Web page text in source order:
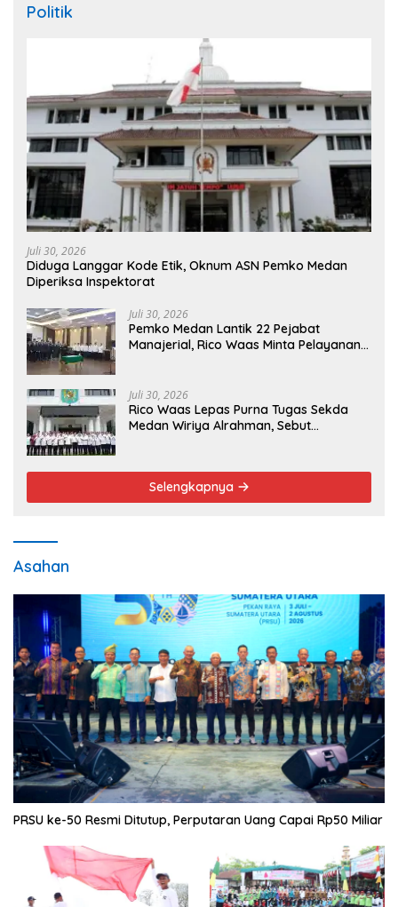
Politik
Juli 30, 2026
Diduga Langgar Kode Etik, Oknum ASN Pemko Medan
Diperiksa Inspektorat
Juli 30, 2026
Pemko Medan Lantik 22 Pejabat
Manajerial, Rico Waas Minta Pelayanan
Juli 30, 2026
Rico Waas Lepas Purna Tugas Sekda
Medan Wiriya Alrahman, Sebut
Selengkapnya
Asahan
PRSU ke-50 Resmi Ditutup, Perputaran Uang Capai Rp50 Miliar